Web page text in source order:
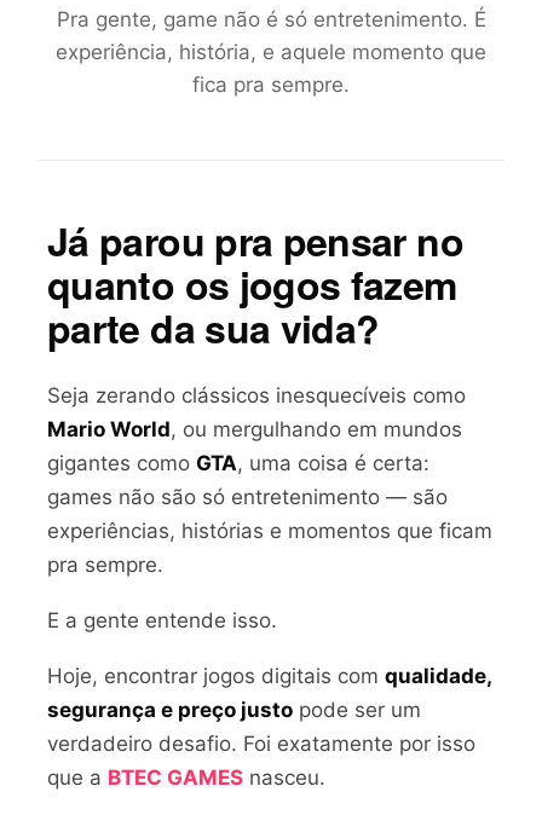
Pra gente, game não é só entretenimento. É
experiência, história, e aquele momento que
fica pra sempre.
Já parou pra pensar no
quanto os jogos fazem
parte da sua vida?
Seja zerando clássicos inesquecíveis como
Mario World, ou mergulhando em mundos
gigantes como GTA, uma coisa é certa:
games não são só entretenimento — são
experiências, histórias e momentos que ficam
pra sempre.
E a gente entende isso.
Hoje, encontrar jogos digitais com qualidade,
segurança e preço justo pode ser um
verdadeiro desafio. Foi exatamente por isso
que a BTEC GAMES nasceu.